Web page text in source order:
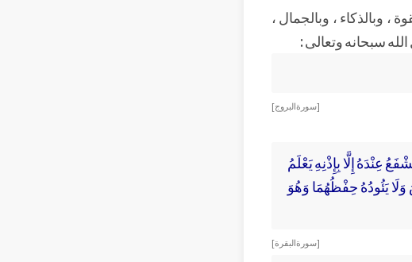
، وبالذكاء ، وبالجمال ،
سبحانه وتعالى :
[ سورة البروج ]
عِنْدَهُ إِلَّا بِإِذْنِهِ يَعْلَمُ
يَئُودُهُ حِفْظُهُمَا وَهُوَ
[ سورة البقرة ]